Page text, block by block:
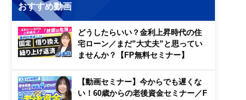
おすすめ動画
どうしたらいい？金利上昇時代の住
宅ローン／まだ”大丈夫”と思ってい
ませんか？【FP無料セミナー】
【動画セミナー】今からでも遅くな
い！60歳からの老後資金セミナー／F